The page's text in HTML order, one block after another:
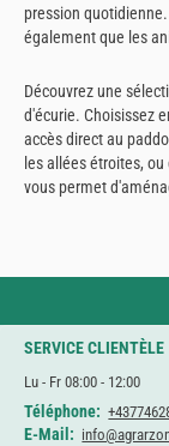
pression
également que les
Découvrez une
d'écurie. Choisissez
accès direct au
les allées étroites,
vous permet
SERVICE CLIENTÈLE
Lu - Fr 08:00 - 12:00
Téléphone:
E-Mail: